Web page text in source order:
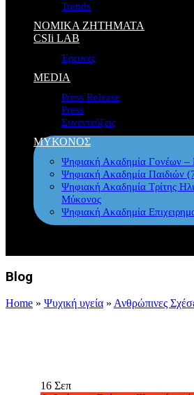
Trends
ΝΟΜΙΚΑ ΖΗΤΗΜΑΤΑ
CSIi LAB
Έρευνες
MEDIA
Press Release
Press
Συνεντεύξεις
ΜΥΚΟΝΟΣ
Ψηφιακή Ακαδημία Γονέων –
Ψηφιακή Ακαδημία Παιδιών
Ψηφιακή Ακαδημία Τρίτης
Μύκονος
Ψηφιακή Ακαδημία
Blog
Home » Ψυχική υγεία » Ανθρώπινες
16 Σεπ